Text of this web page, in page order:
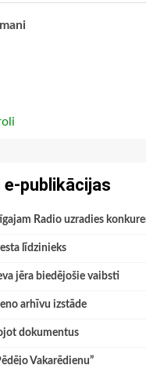
e-publikācijas
Radio uzradies
līdzinieks
jēra biedējošie vaibsti
arhīvu izstāde
dokumentus
Vakarēdienu”